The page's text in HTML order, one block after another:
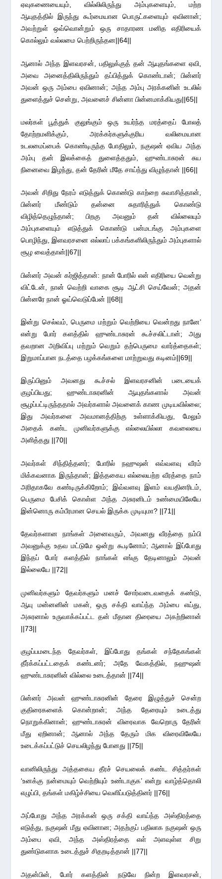
ஏவுகணையையும், வில்லிலிருந்து அம்புகளையும், மற்ற
ஆயுதத்தில் இருந்து கூர்மையான பொருட்களையும் ஏவினான்;
அவற்றுள் ஒவ்வொன்றும் ஒரு சாதாரண மனித எதிரியைக்
கொல்லும் வல்லமை பெற்றிருந்தன||64||
ஆனால் அந்த இளவரசன், பதிலுக்குத் தன் ஆயுதங்களை ஏவி,
அவை அனைத்திலிருந்தும் தப்பித்துக் கொண்டான்; பின்னர்
அவன் ஒரு அம்பை ஏவினான்; அந்த அம்பு அரக்கனின் உடலில்
துளைத்துச் சென்று, அவனைச் சின்னா பின்னமாக்கியது||65||
மலர்கள் பூத்துக் குலுங்கும் ஒரு உயர்ந்த மரத்தைப் போலத்
தோற்றமளிக்கும், அரக்கர்களுக்குரிய வலிமையான
உடலமைப்பைக் கொண்டிருந்த போதிலும், நகுஷன் ஏவிய அந்த
அம்பு தன் இலக்கைத் துளைத்ததும், ஹுண்டாசுரன் சுய
நினைவை இழந்து, தன் தேரின் மீதே சாய்ந்து விழுந்தான் ||66||
அவன் சிறிது நேரம் எடுத்துக் கொண்டு காற்றை சுவாசித்தான்,
பின்னர் மீண்டும் தன்னை சுதாரித்துக் கொண்டு
விழித்தெழுந்தான்; பிறகு அவனும் தன் வில்லையும்
அம்புகளையும் எடுத்துக் கொண்டு பன்மடங்கு அம்புகளை
பொழிந்து, இளவரசனை எல்லாப் பக்கங்களிலிருந்தும் அம்புகளால்
சூழ வைத்தான்||67||
பின்னர் அவன் கர்ஜித்தான்: நான் போரில் என் எதிரியை வென்று
விட்டேன், நான் வெற்றி வாகை சூடி ஆட்சி செய்வேன்; அதன்
பின்னரே நான் ஓய்வெடுப்பேன் ||68||
இன்று செல்வம், பெருமை மற்றும் வெற்றியை வென்றது நானே’
என்று போர் களத்தில் ஹுண்டாசுரன் கூச்சலிட்டான்; அது
தவறான அறிவிப்பு மற்றும் வெறும் தற்பெருமை வார்த்தைகள்;
இறுமாப்பான நடத்தை பழக்கங்களை மாற்றுவது கடினம்||69||
இருப்பினும் அவனது கூச்சல் இளவரசனின் படையைக்
குழப்பியது; ஹுண்டாசுரனின் ஆயுதங்களால் அவன்
சூழப்பட்டிருந்ததால் அவர்களால் அவனைக் காண முடியவில்லை;
இது அவர்களை அவமானத்திற்கு உள்ளாக்கியது, மேலும்
அதைக் கண்ட முனிவர்களுக்கு எல்லையில்லா கவலையை
அளித்தது ||70||
அவர்கள் சிந்தித்தனர்; போரில் நஹுஷன் எவ்வளவு வீரம்
மிக்கவனாக இருந்தான்; இத்தகைய எல்லையற்ற வீரத்தை நாம்
அரிதாகவே கண்டிருக்கிறோம்; இவ்வளவு இளம் வயதினரிடம்,
பெருமை பேசிக் கொள்ள அந்த அசுரனிடம் உண்மையிலேயே
இன்னொரு கம்பீரமான செயல் இருக்க முடியுமா? ||71||
தேவர்களான நாங்கள் அனைவரும், அவனது வீரத்தை நம்பி
அவனுக்கு உதவ மட்டுமே ஒன்று கூடினோம்; ஆனால் இப்போது
இந்தப் போர் களத்தில் நாங்கள் எங்கு தேடினாலும் அவன்
இல்லையே ||72||
முனிவர்களும் தேவர்களும் மனச் சோர்வடைவதைக் கண்டு,
ஆயு மன்னனின் மகன், ஒரு சக்தி வாய்ந்த அம்பை எய்து,
அசுரனால் உருவாக்கப்பட்ட தன் மீதான திரையை அகற்றினான்
||73||
குழப்பமடைந்த தேவர்கள், இப்போது தங்கள் சந்தேகங்கள்
தீர்க்கப்பட்டதைக் கண்டனர்; அதே வேகத்தில், நஹுஷன்
ஹுண்டாசுரனின் வில்லை உடைத்தான் ||74||
பின்னர் அவன் ஹுண்டாசுரனின் தேரை இழுத்துச் சென்ற
குதிரைகளைக் கொன்றான்; அந்த தேரையும் உடைத்து
நொறுக்கினான்; ஹுண்டாசுரன் விரைவாக வேறொரு தேரின்
மீது ஏறினான்; ஆனால் அந்த தேரும் மிக விரைவிலேயே
உடைக்கப்பட்டுச் செயலிழந்து போனது ||75||
வானிலிருந்து அத்தகைய தீரச் செயலைக் கண்ட சித்தர்கள்
‘உனக்கு நன்மையும் வெற்றியும் உண்டாகுக’ என்று வாழ்த்தொலி
எழுப்பி, தங்கள் மகிழ்ச்சியை வெளிப்படுத்தினர் ||76||
அப்போது அந்த அரக்கன் ஒரு சக்தி வாய்ந்த அஸ்திரத்தை
எடுத்து, நகுஷன் மீது ஏவினான; அதற்குப் பதிலாக நகுஷன் ஒரு
அம்பை ஏவி, அந்த அஸ்திரத்தை எள் அளவுள்ள சிறு
துண்டுகளாக உடைத்துச் சிதறடித்தான் ||77||
அதன்பின், போர் களத்தின் நடுவே நின்ற இளவரசன்,